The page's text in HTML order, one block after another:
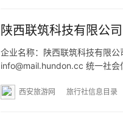
陕西联筑科技有限公司
企业名称：陕西联筑科技有限
info@mail.hundon.cc 统一社
西安旅游网 旅行社信息目录